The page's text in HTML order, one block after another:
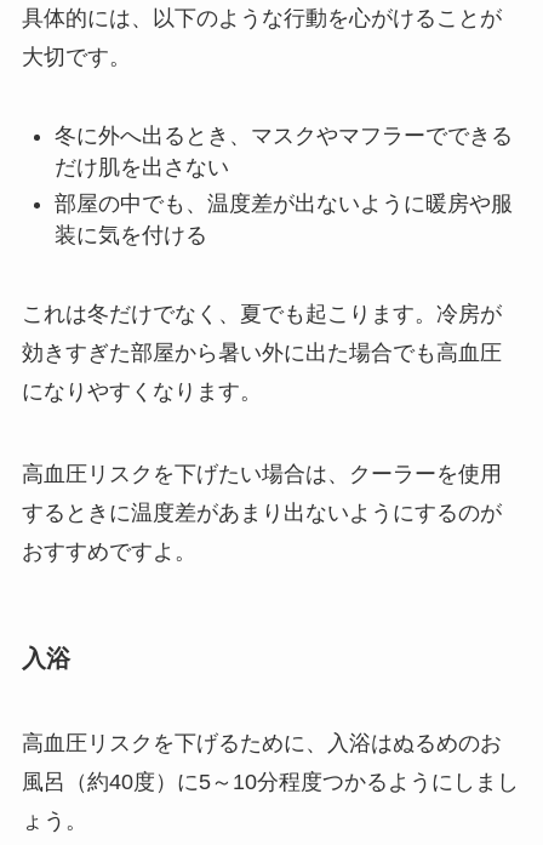
具体的には、以下のような行動を心がけることが
大切です。
冬に外へ出るとき、マスクやマフラーでできる
だけ肌を出さない
部屋の中でも、温度差が出ないように暖房や服
装に気を付ける
これは冬だけでなく、夏でも起こります。冷房が
効きすぎた部屋から暑い外に出た場合でも高血圧
になりやすくなります。
高血圧リスクを下げたい場合は、クーラーを使用
するときに温度差があまり出ないようにするのが
おすすめですよ。
入浴
高血圧リスクを下げるために、入浴はぬるめのお
風呂（約40度）に5～10分程度つかるようにしまし
ょう。